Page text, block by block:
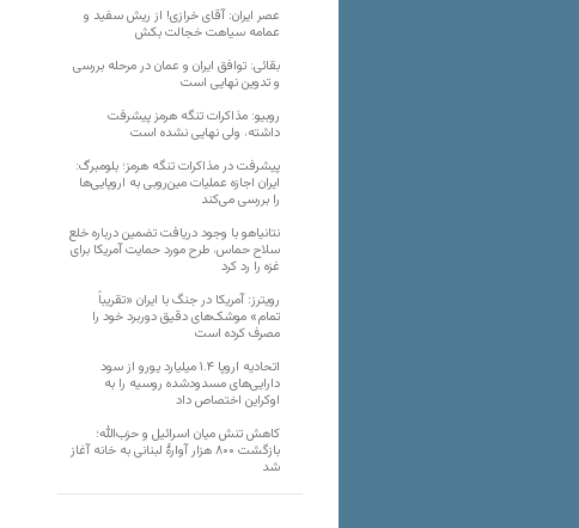
عصر ایران: آقای خرازی! از ریش سفید و
عمامه سیاهت خجالت بکش
بقائی: توافق ایران و عمان در مرحله بررسی
و تدوین نهایی است
روبیو: مذاکرات تنگه هرمز پیشرفت
داشته، ولی نهایی نشده است
پیشرفت در مذاکرات تنگه هرمز؛ بلومبرگ:
ایران اجازه عملیات مین‌روبی به اروپایی‌ها
را بررسی می‌کند
نتانیاهو با وجود دریافت تضمین درباره خلع
سلاح حماس، طرح مورد حمایت آمریکا برای
غزه را رد کرد
رویترز: آمریکا در جنگ با ایران «تقریباً
تمام» موشک‌های دقیق دوربرد خود را
مصرف کرده است
اتحادیه اروپا ۱.۴ میلیارد یورو از سود
دارایی‌های مسدودشده روسیه را به
اوکراین ‏اختصاص داد
کاهش تنش میان اسرائیل و حزب‌الله؛
بازگشت ۸۰۰ هزار آوارۀ لبنانی به خانه‌ آغاز
شد